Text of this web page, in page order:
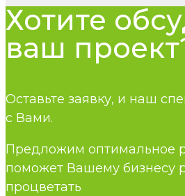
Хотите
ваш
Оставьте заявку, и наш
с Вами.
Предложим оптимальное
поможет Вашему бизнесу
процветать